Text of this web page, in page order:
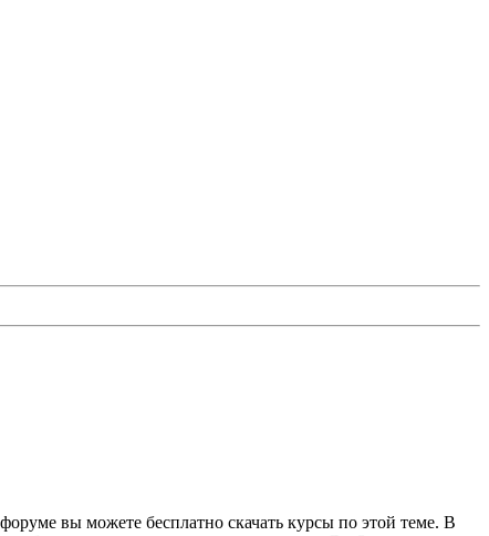
вы можете бесплатно скачать курсы по этой теме. В